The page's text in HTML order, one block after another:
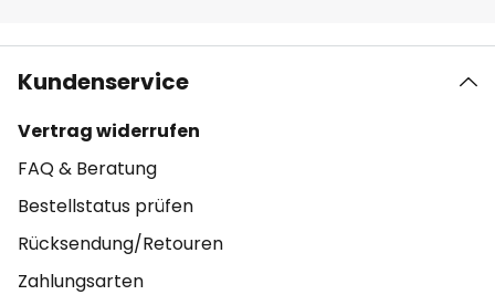
Kundenservice
Vertrag widerrufen
FAQ & Beratung
Bestellstatus prüfen
Rücksendung/Retouren
Zahlungsarten